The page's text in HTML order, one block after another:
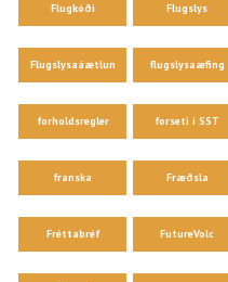
Flugkóði Flugslys
Flugslysaáætlun flugslysaæfing
forholdsregler forseti í SST
franska Fræðsla
Fréttabréf FutureVolc